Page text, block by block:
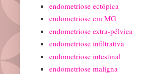
endometriose ectópica
endometriose em MG
endometriose extra-pélvica
endometriose infiltrativa
endometriose intestinal
endometriose maligna